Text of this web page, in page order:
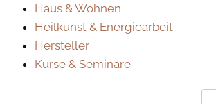
Haus & Wohnen
Heilkunst & Energiearbeit
Hersteller
Kurse & Seminare